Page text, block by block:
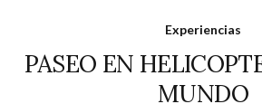
Experiencias
PASEO EN
MUNDO